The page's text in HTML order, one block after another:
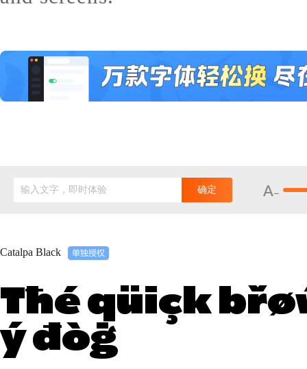
输入文字，即时体验 确定
Catalpa Black
Tħé qüiçk
ý đòġ